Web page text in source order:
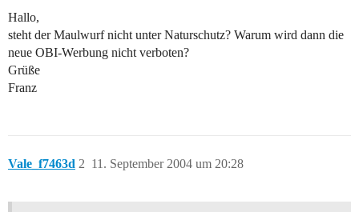
Hallo,
steht der Maulwurf nicht unter Naturschutz? Warum wird dann die
neue OBI-Werbung nicht verboten?
Grüße
Franz
Vale_f7463d 11. September 2004 um 20:28
2